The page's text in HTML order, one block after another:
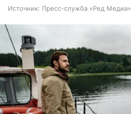
Источник: Пресс-служба «Ред Медиа»